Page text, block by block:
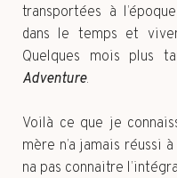
transportées à
dans le temps et
Quelques mois plus
Adventure.
Voilà ce que je
mère n’a jamais réussi
na pas connaitre